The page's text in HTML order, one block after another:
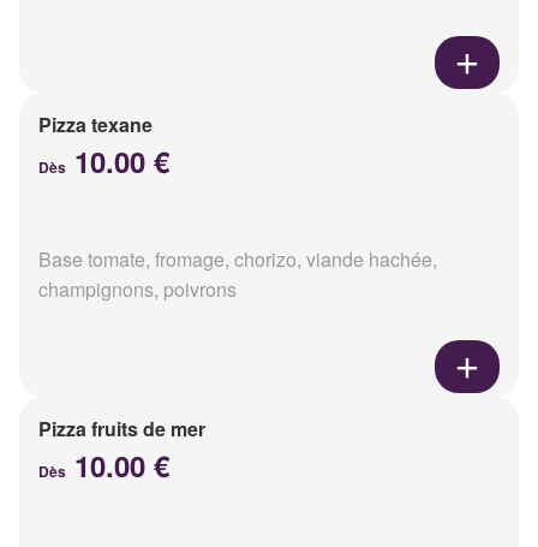
Pizza texane
Dès 10.00 €
Base tomate, fromage, chorizo, viande hachée,
champignons, poivrons
Pizza fruits de mer
Dès 10.00 €